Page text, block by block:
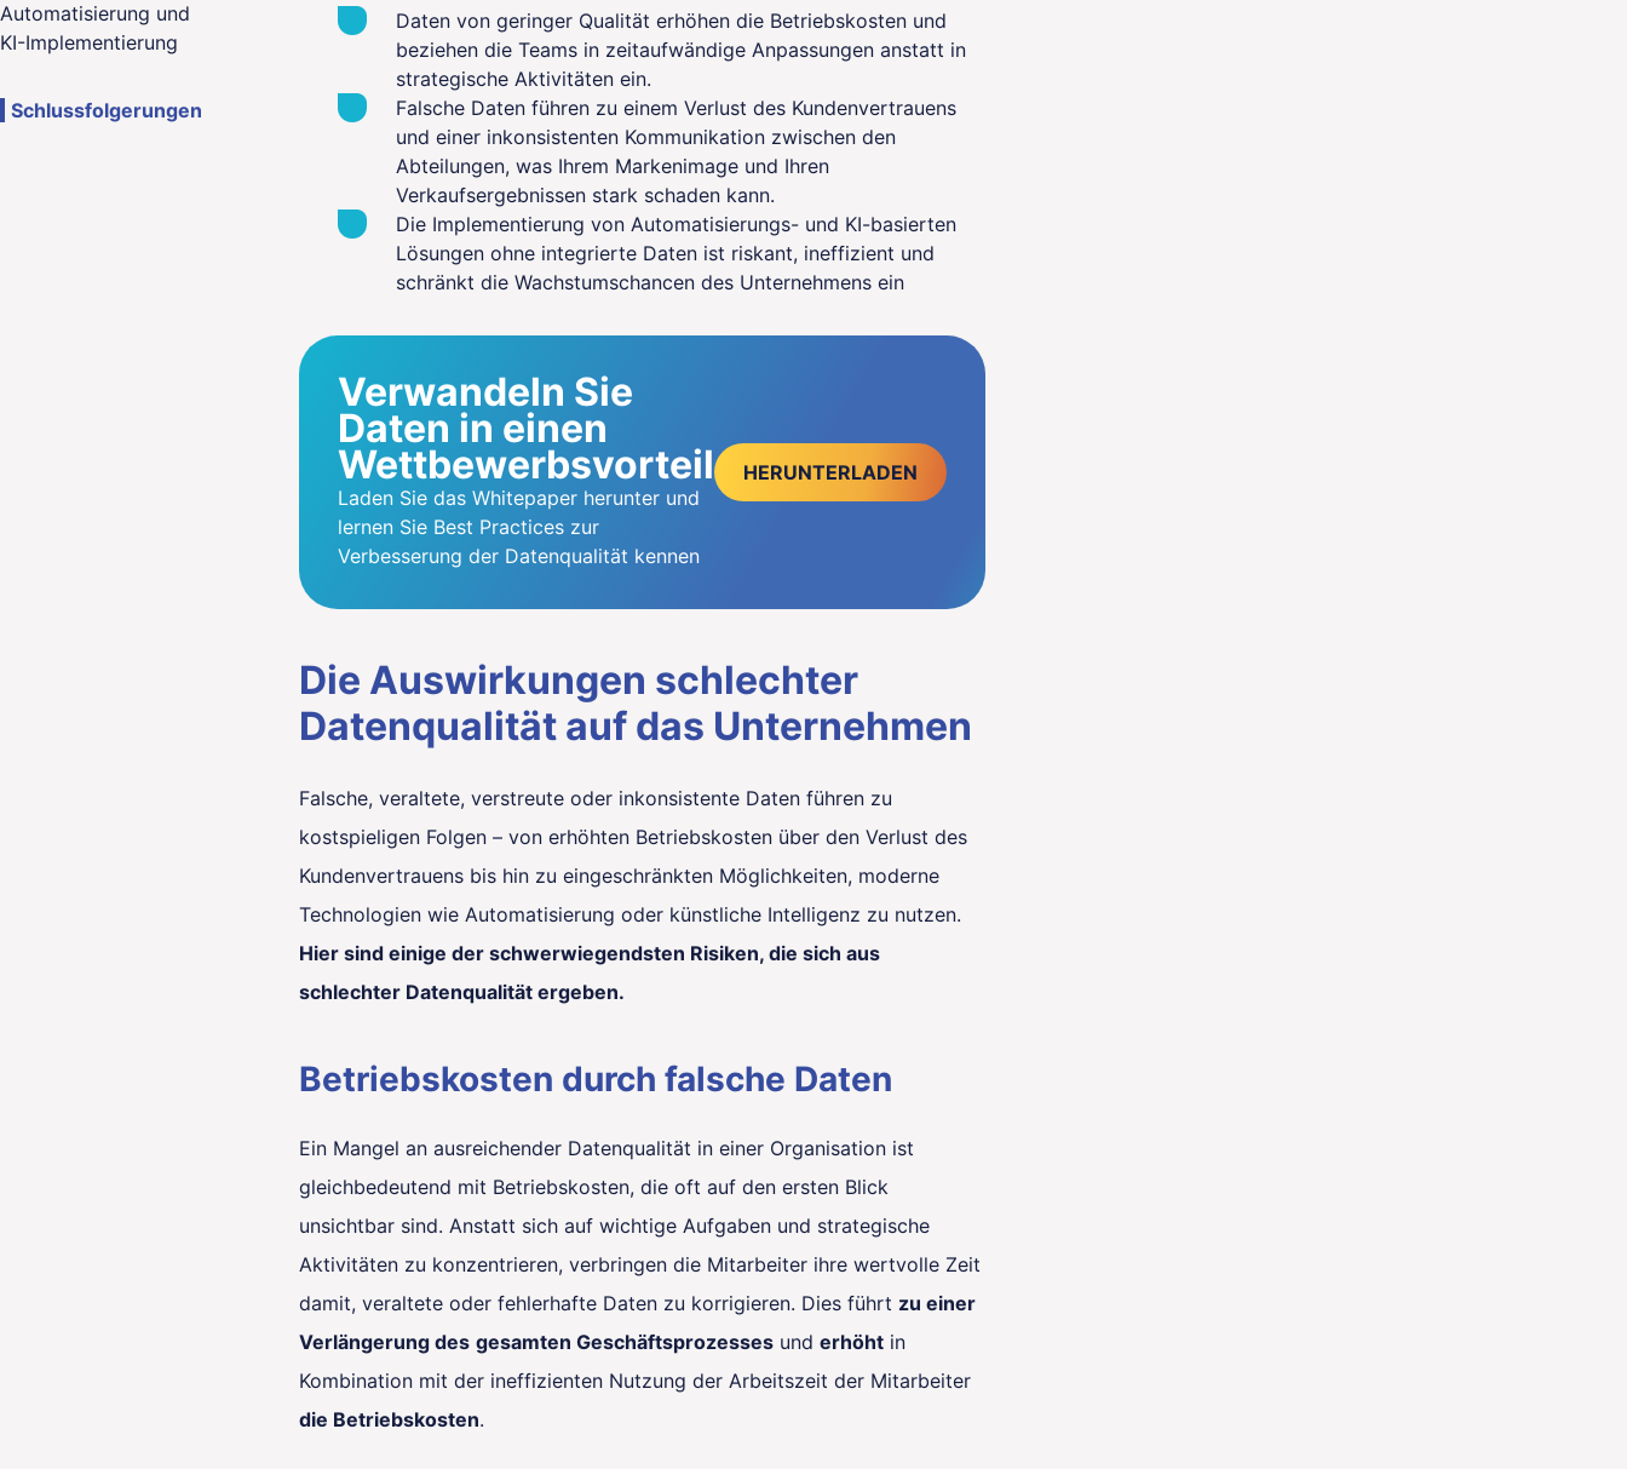
Automatisierung und
KI-Implementierung
Schlussfolgerungen
Daten von geringer Qualität erhöhen die Betriebskosten und
beziehen die Teams in zeitaufwändige Anpassungen anstatt in
strategische Aktivitäten ein.
Falsche Daten führen zu einem Verlust des Kundenvertrauens
und einer inkonsistenten Kommunikation zwischen den
Abteilungen, was Ihrem Markenimage und Ihren
Verkaufsergebnissen stark schaden kann.
Die Implementierung von Automatisierungs- und KI-basierten
Lösungen ohne integrierte Daten ist riskant, ineffizient und
schränkt die Wachstumschancen des Unternehmens ein
Verwandeln Sie
Daten in einen
Wettbewerbsvorteil
Laden Sie das Whitepaper herunter und
lernen Sie Best Practices zur
Verbesserung der Datenqualität kennen
HERUNTERLADEN
Die Auswirkungen schlechter
Datenqualität auf das Unternehmen
Falsche, veraltete, verstreute oder inkonsistente Daten führen zu
kostspieligen Folgen – von erhöhten Betriebskosten über den Verlust des
Kundenvertrauens bis hin zu eingeschränkten Möglichkeiten, moderne
Technologien wie Automatisierung oder künstliche Intelligenz zu nutzen.
Hier sind einige der schwerwiegendsten Risiken, die sich aus
schlechter Datenqualität ergeben.
Betriebskosten durch falsche Daten
Ein Mangel an ausreichender Datenqualität in einer Organisation ist
gleichbedeutend mit Betriebskosten, die oft auf den ersten Blick
unsichtbar sind. Anstatt sich auf wichtige Aufgaben und strategische
Aktivitäten zu konzentrieren, verbringen die Mitarbeiter ihre wertvolle Zeit
damit, veraltete oder fehlerhafte Daten zu korrigieren. Dies führt zu einer
Verlängerung des gesamten Geschäftsprozesses und erhöht in
Kombination mit der ineffizienten Nutzung der Arbeitszeit der Mitarbeiter
die Betriebskosten.